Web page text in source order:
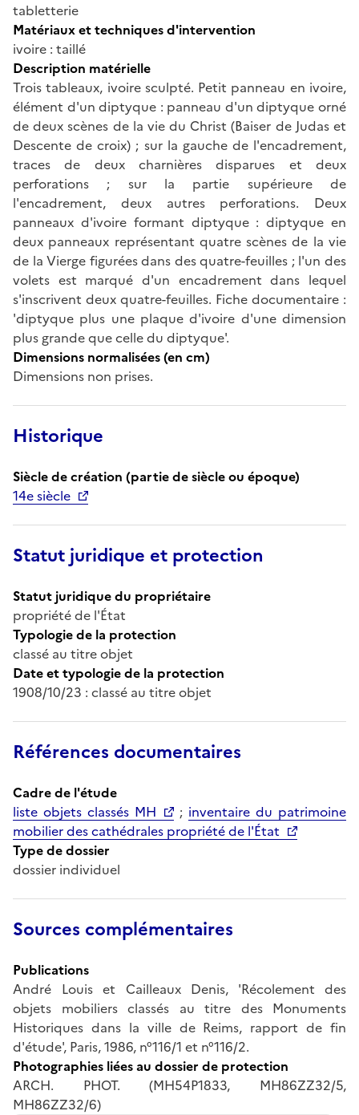
tabletterie
Matériaux et techniques d'intervention
ivoire : taillé
Description matérielle
Trois tableaux, ivoire sculpté. Petit panneau en ivoire,
élément d'un diptyque : panneau d'un diptyque orné
de deux scènes de la vie du Christ (Baiser de Judas et
Descente de croix) ; sur la gauche de l'encadrement,
traces de deux charnières disparues et deux
perforations ; sur la partie supérieure de
l'encadrement, deux autres perforations. Deux
panneaux d'ivoire formant diptyque : diptyque en
deux panneaux représentant quatre scènes de la vie
de la Vierge figurées dans des quatre-feuilles ; l'un des
volets est marqué d'un encadrement dans lequel
s'inscrivent deux quatre-feuilles. Fiche documentaire :
'diptyque plus une plaque d'ivoire d'une dimension
plus grande que celle du diptyque'.
Dimensions normalisées (en cm)
Dimensions non prises.
Historique
Siècle de création (partie de siècle ou époque)
14e siècle
Statut juridique et protection
Statut juridique du propriétaire
propriété de l'État
Typologie de la protection
classé au titre objet
Date et typologie de la protection
1908/10/23 : classé au titre objet
Références documentaires
Cadre de l'étude
liste objets classés MH
; inventaire du patrimoine
mobilier des cathédrales propriété de l'État
Type de dossier
dossier individuel
Sources complémentaires
Publications
André Louis et Cailleaux Denis, 'Récolement des
objets mobiliers classés au titre des Monuments
Historiques dans la ville de Reims, rapport de fin
d'étude', Paris, 1986, n°116/1 et n°116/2.
Photographies liées au dossier de protection
ARCH. PHOT. (MH54P1833, MH86ZZ32/5,
MH86ZZ32/6)